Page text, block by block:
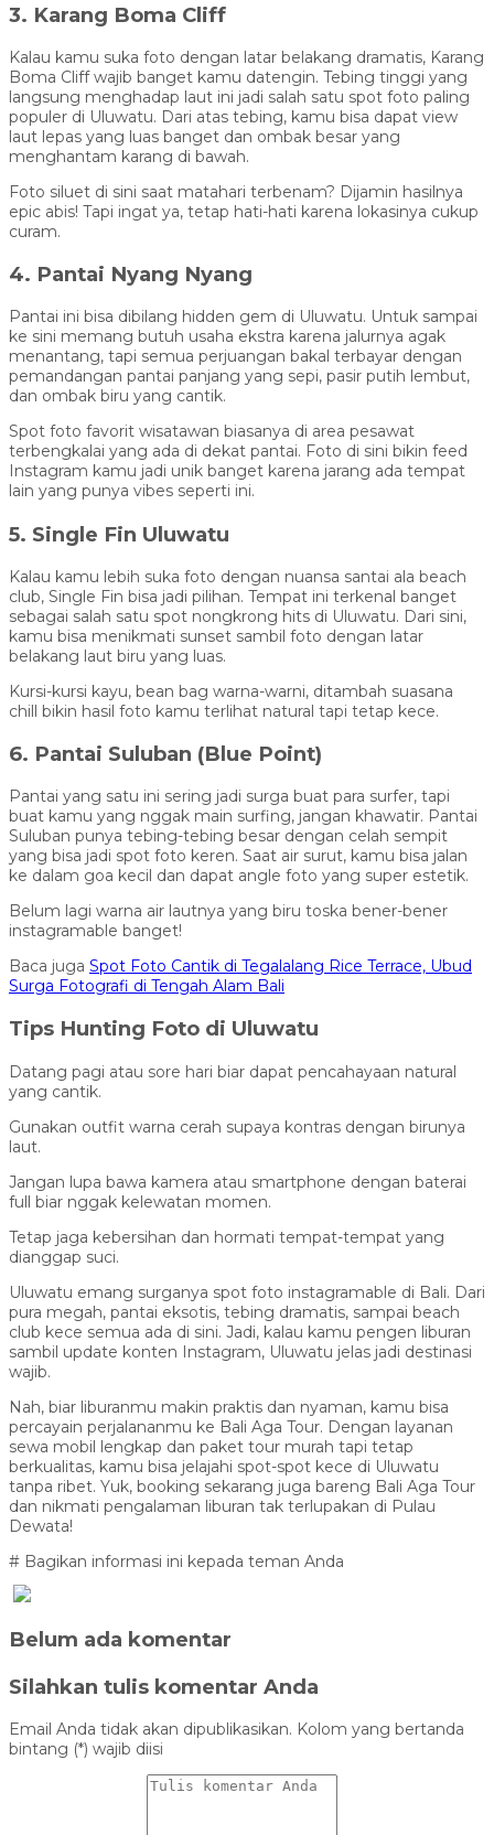
3. Karang Boma Cliff
Kalau kamu suka foto dengan latar belakang dramatis, Karang
Boma Cliff wajib banget kamu datengin. Tebing tinggi yang
langsung menghadap laut ini jadi salah satu spot foto paling
populer di Uluwatu. Dari atas tebing, kamu bisa dapat view
laut lepas yang luas banget dan ombak besar yang
menghantam karang di bawah.
Foto siluet di sini saat matahari terbenam? Dijamin hasilnya
epic abis! Tapi ingat ya, tetap hati-hati karena lokasinya cukup
curam.
4. Pantai Nyang Nyang
Pantai ini bisa dibilang hidden gem di Uluwatu. Untuk sampai
ke sini memang butuh usaha ekstra karena jalurnya agak
menantang, tapi semua perjuangan bakal terbayar dengan
pemandangan pantai panjang yang sepi, pasir putih lembut,
dan ombak biru yang cantik.
Spot foto favorit wisatawan biasanya di area pesawat
terbengkalai yang ada di dekat pantai. Foto di sini bikin feed
Instagram kamu jadi unik banget karena jarang ada tempat
lain yang punya vibes seperti ini.
5. Single Fin Uluwatu
Kalau kamu lebih suka foto dengan nuansa santai ala beach
club, Single Fin bisa jadi pilihan. Tempat ini terkenal banget
sebagai salah satu spot nongkrong hits di Uluwatu. Dari sini,
kamu bisa menikmati sunset sambil foto dengan latar
belakang laut biru yang luas.
Kursi-kursi kayu, bean bag warna-warni, ditambah suasana
chill bikin hasil foto kamu terlihat natural tapi tetap kece.
6. Pantai Suluban (Blue Point)
Pantai yang satu ini sering jadi surga buat para surfer, tapi
buat kamu yang nggak main surfing, jangan khawatir. Pantai
Suluban punya tebing-tebing besar dengan celah sempit
yang bisa jadi spot foto keren. Saat air surut, kamu bisa jalan
ke dalam goa kecil dan dapat angle foto yang super estetik.
Belum lagi warna air lautnya yang biru toska bener-bener
instagramable banget!
Baca juga Spot Foto Cantik di Tegalalang Rice Terrace, Ubud
Surga Fotografi di Tengah Alam Bali
Tips Hunting Foto di Uluwatu
Datang pagi atau sore hari biar dapat pencahayaan natural
yang cantik.
Gunakan outfit warna cerah supaya kontras dengan birunya
laut.
Jangan lupa bawa kamera atau smartphone dengan baterai
full biar nggak kelewatan momen.
Tetap jaga kebersihan dan hormati tempat-tempat yang
dianggap suci.
Uluwatu emang surganya spot foto instagramable di Bali. Dari
pura megah, pantai eksotis, tebing dramatis, sampai beach
club kece semua ada di sini. Jadi, kalau kamu pengen liburan
sambil update konten Instagram, Uluwatu jelas jadi destinasi
wajib.
Nah, biar liburanmu makin praktis dan nyaman, kamu bisa
percayain perjalananmu ke Bali Aga Tour. Dengan layanan
sewa mobil lengkap dan paket tour murah tapi tetap
berkualitas, kamu bisa jelajahi spot-spot kece di Uluwatu
tanpa ribet. Yuk, booking sekarang juga bareng Bali Aga Tour
dan nikmati pengalaman liburan tak terlupakan di Pulau
Dewata!
# Bagikan informasi ini kepada teman Anda
Belum ada komentar
Silahkan tulis komentar Anda
Email Anda tidak akan dipublikasikan. Kolom yang bertanda
bintang (*) wajib diisi